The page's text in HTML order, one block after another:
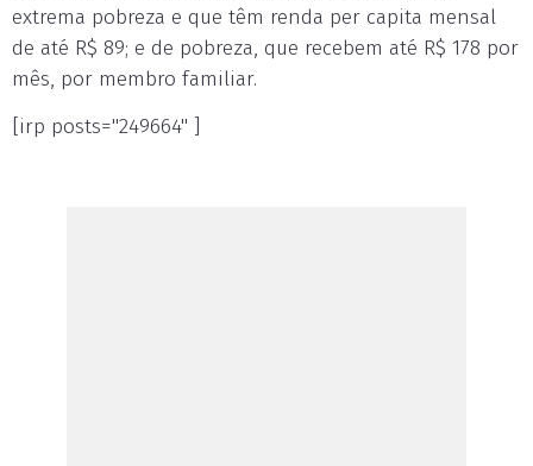
extrema pobreza e que têm renda per capita mensal
de até R$ 89; e de pobreza, que recebem até R$ 178 por
mês, por membro familiar.
[irp posts="249664" ]